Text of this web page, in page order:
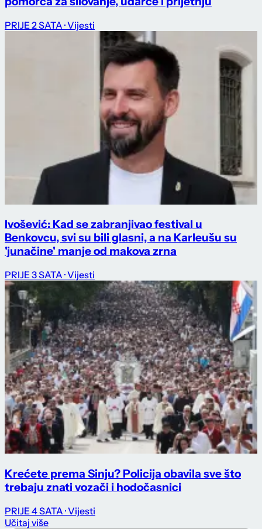
PRIJE 2 SATA · Vijesti
Ivošević: Kad se zabranjivao festival u
Benkovcu, svi su bili glasni, a na Karleušu su
'junačine' manje od makova zrna
PRIJE 3 SATA · Vijesti
Krećete prema Sinju? Policija obavila sve što
trebaju znati vozači i hodočasnici
PRIJE 4 SATA · Vijesti
Učitaj više